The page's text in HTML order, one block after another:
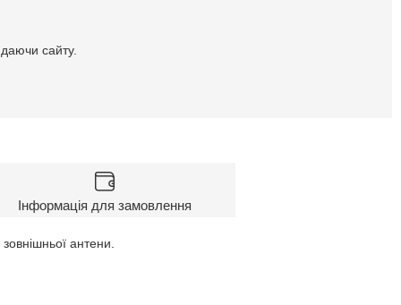
сайту.
Інформація для замовлення
антени.